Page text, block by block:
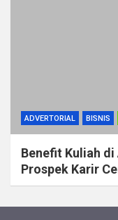
ADVERTORIAL BISNIS
Benefit Kuliah di
Prospek Karir